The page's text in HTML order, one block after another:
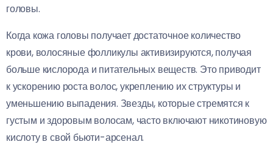
головы.
Когда кожа головы получает достаточное количество
крови, волосяные фолликулы активизируются, получая
больше кислорода и питательных веществ. Это приводит
к ускорению роста волос, укреплению их структуры и
уменьшению выпадения. Звезды, которые стремятся к
густым и здоровым волосам, часто включают никотиновую
кислоту в свой бьюти-арсенал.